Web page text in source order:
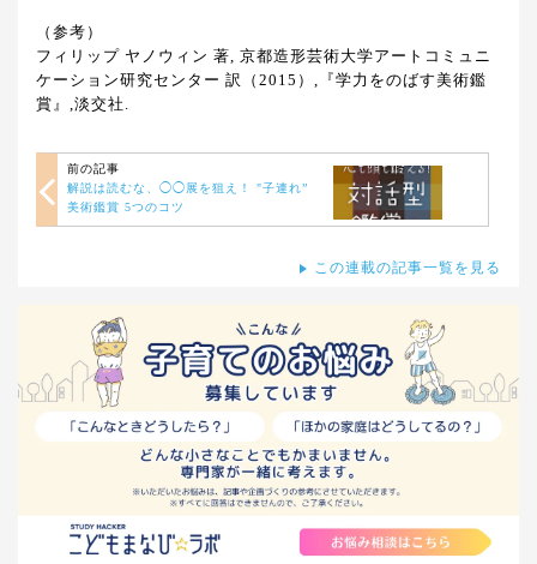
（参考）
フィリップ ヤノウィン 著, 京都造形芸術大学アートコミュニ
ケーション研究センター 訳（2015）,『学力をのばす美術鑑
賞』,淡交社.
前の記事
解説は読むな、◯◯展を狙え！ "子連れ”
美術鑑賞 5つのコツ
この連載の記事一覧を見る